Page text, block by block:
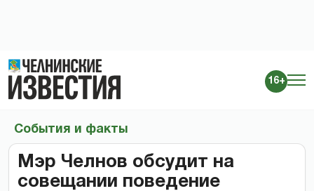
16+
События и факты
Мэр Челнов обсудит на
совещании поведение